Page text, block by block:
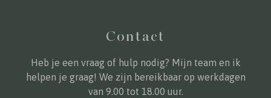
Contact
Heb je een vraag of hulp nodig? Mijn team en ik
helpen je graag! We zijn bereikbaar op werkdagen
van 9.00 tot 18.00 uur.